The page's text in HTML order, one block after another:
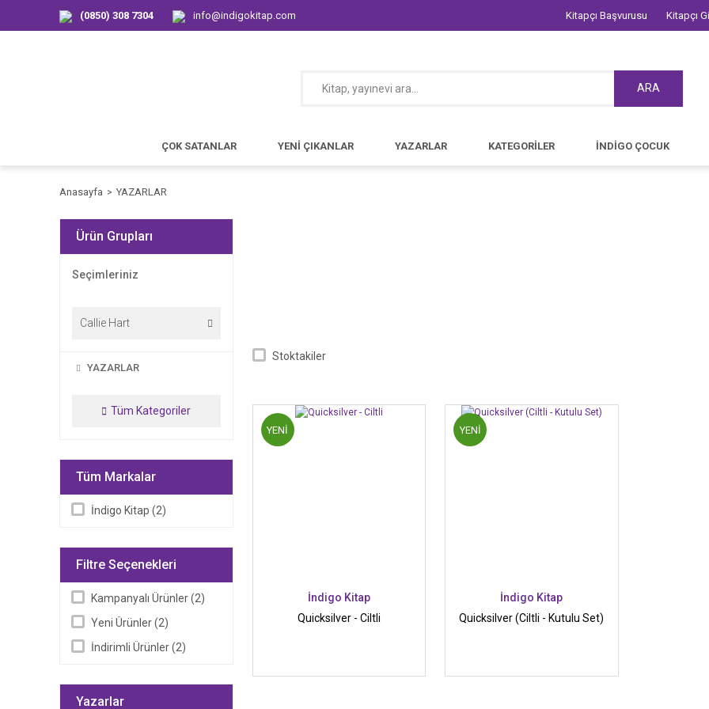
(0850) 308 7304 info@indigokitap.com Kitapçı Başvurusu Kitapçı
ARA
ÇOK SATANLAR YENİ ÇIKANLAR YAZARLAR KATEGORİLER İNDİGO ÇOCUK
Anasayfa YAZARLAR
Ürün Grupları
Seçimleriniz
Callie Hart
YAZARLAR
Tüm Kategoriler
Tüm Markalar
İndigo Kitap (2)
Filtre Seçenekleri
Kampanyalı Ürünler (2)
Yeni Ürünler (2)
İndirimli Ürünler (2)
Yazarlar
Stoktakiler
YENİ
İndigo Kitap
Quicksilver - Ciltli
YENİ
İndigo Kitap
Quicksilver (Ciltli - Kutulu Set)